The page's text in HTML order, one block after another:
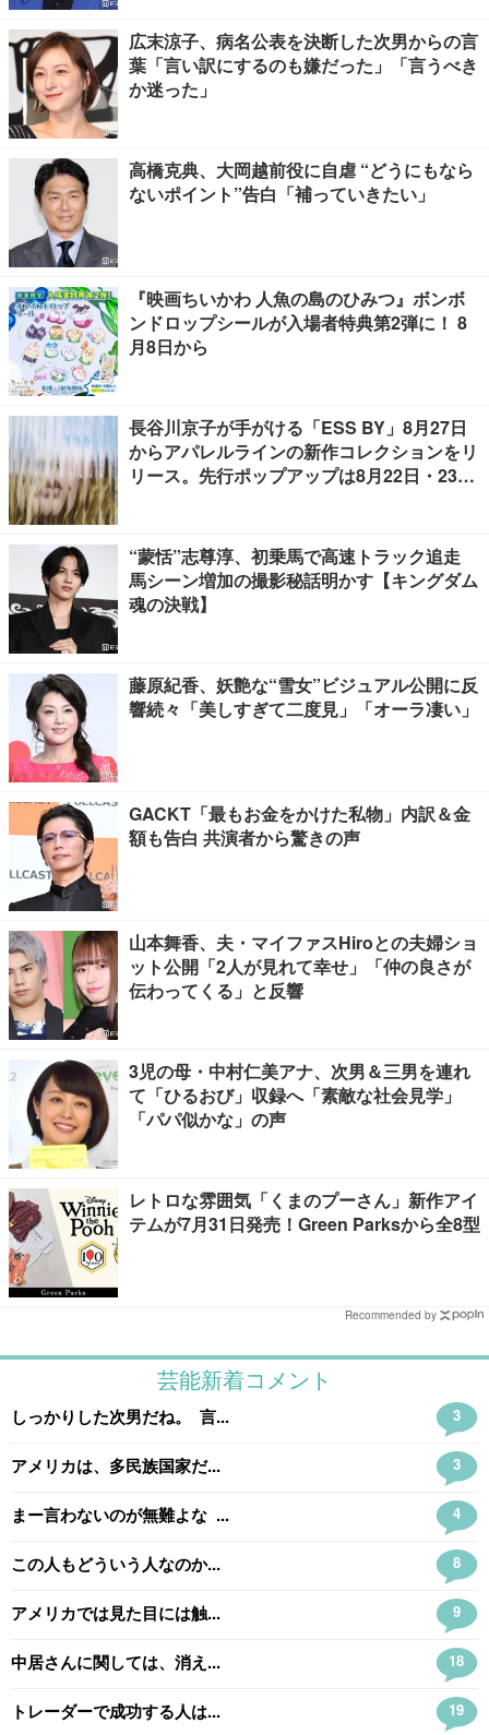
広末涼子、病名公表を決断した次男からの言
葉「言い訳にするのも嫌だった」「言うべき
か迷った」
高橋克典、大岡越前役に自虐 “どうにもなら
ないポイント”告白「補っていきたい」
『映画ちいかわ 人魚の島のひみつ』ボンボ
ンドロップシールが入場者特典第2弾に！ 8
月8日から
長谷川京子が手がける「ESS BY」8月27日
からアパレルラインの新作コレクションをリ
リース。先行ポップアップは8月22日・23日
“蒙恬”志尊淳、初乗馬で高速トラック追走
馬シーン増加の撮影秘話明かす【キングダム
魂の決戦】
藤原紀香、妖艶な“雪女”ビジュアル公開に反
響続々「美しすぎて二度見」「オーラ凄い」
GACKT「最もお金をかけた私物」内訳＆金
額も告白 共演者から驚きの声
山本舞香、夫・マイファスHiroとの夫婦ショ
ット公開「2人が見れて幸せ」「仲の良さが
伝わってくる」と反響
3児の母・中村仁美アナ、次男＆三男を連れ
て「ひるおび」収録へ「素敵な社会見学」
「パパ似かな」の声
レトロな雰囲気「くまのプーさん」新作アイ
テムが7月31日発売！Green Parksから全8型
Recommended by